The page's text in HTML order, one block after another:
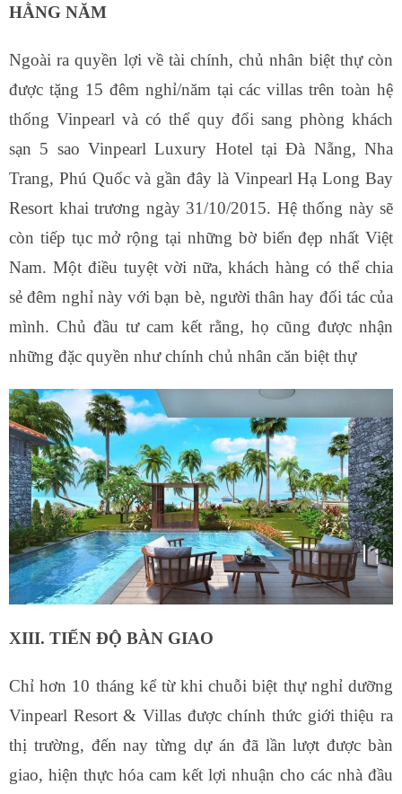
HẰNG NĂM
Ngoài ra quyền lợi về tài chính, chủ nhân biệt thự còn
được tặng 15 đêm nghỉ/năm tại các villas trên toàn hệ
thống Vinpearl và có thể quy đổi sang phòng khách
sạn 5 sao Vinpearl Luxury Hotel tại Đà Nẵng, Nha
Trang, Phú Quốc và gần đây là Vinpearl Hạ Long Bay
Resort khai trương ngày 31/10/2015. Hệ thống này sẽ
còn tiếp tục mở rộng tại những bờ biển đẹp nhất Việt
Nam. Một điều tuyệt vời nữa, khách hàng có thể chia
sẻ đêm nghỉ này với bạn bè, người thân hay đối tác của
mình. Chủ đầu tư cam kết rằng, họ cũng được nhận
những đặc quyền như chính chủ nhân căn biệt thự
XIII. TIẾN ĐỘ BÀN GIAO
Chỉ hơn 10 tháng kể từ khi chuỗi biệt thự nghỉ dưỡng
Vinpearl Resort & Villas được chính thức giới thiệu ra
thị trường, đến nay từng dự án đã lần lượt được bàn
giao, hiện thực hóa cam kết lợi nhuận cho các nhà đầu